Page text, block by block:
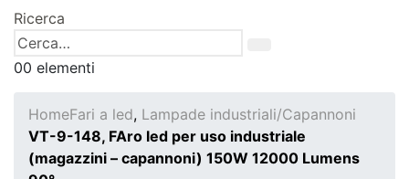
Ricerca
00 elementi
HomeFari a led, Lampade industriali/Capannoni
VT-9-148, FAro led per uso industriale
(magazzini – capannoni) 150W 12000 Lumens